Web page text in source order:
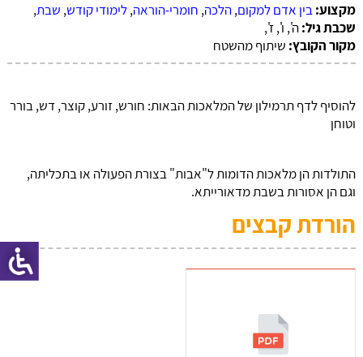
מקצוע:בין אדם למקום,הלכה, חומרי-הוראה,לימודי קודש, שבת,
שכבת גיל:ה', ו', ז',
מקור הקובץ: שיתוף מהשטח
להוסיף לדף תרמילון של המלאכות הבאות: חורש, זורע, קוצר, דש, בורר
וטוחן
התולדות הן מלאכות הדומות ל"אבות" בצורת הפעולה או בתכליתה,
וגם הן אסורות בשבת מדאורייתא.
הורדת קבצים